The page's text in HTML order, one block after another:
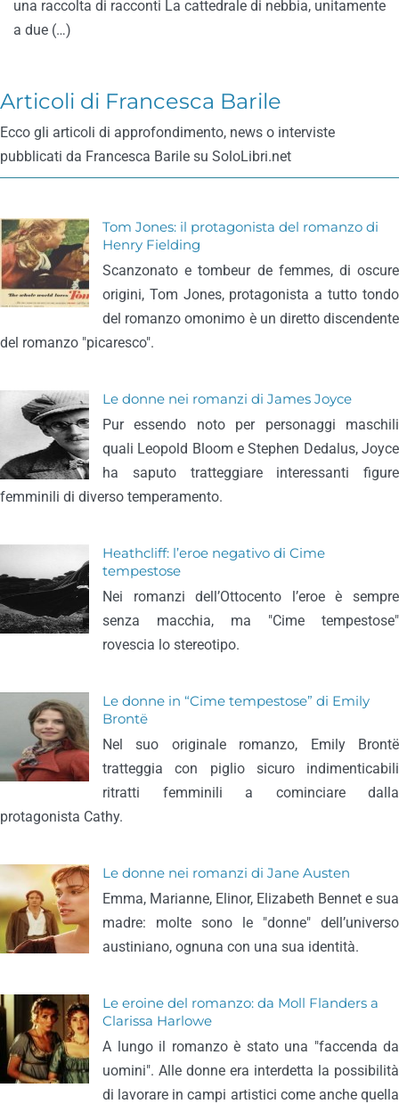
una raccolta di racconti La cattedrale di nebbia, unitamente
a due (…)
Articoli di Francesca Barile
Ecco gli articoli di approfondimento, news o interviste
pubblicati da Francesca Barile su SoloLibri.net
Tom Jones: il protagonista del romanzo di
Henry Fielding
Scanzonato e tombeur de femmes, di oscure
origini, Tom Jones, protagonista a tutto tondo
del romanzo omonimo è un diretto discendente
del romanzo "picaresco".
Le donne nei romanzi di James Joyce
Pur essendo noto per personaggi maschili
quali Leopold Bloom e Stephen Dedalus, Joyce
ha saputo tratteggiare interessanti figure
femminili di diverso temperamento.
Heathcliff: l’eroe negativo di Cime
tempestose
Nei romanzi dell’Ottocento l’eroe è sempre
senza macchia, ma "Cime tempestose"
rovescia lo stereotipo.
Le donne in “Cime tempestose” di Emily
Brontë
Nel suo originale romanzo, Emily Brontë
tratteggia con piglio sicuro indimenticabili
ritratti femminili a cominciare dalla
protagonista Cathy.
Le donne nei romanzi di Jane Austen
Emma, Marianne, Elinor, Elizabeth Bennet e sua
madre: molte sono le "donne" dell’universo
austiniano, ognuna con una sua identità.
Le eroine del romanzo: da Moll Flanders a
Clarissa Harlowe
A lungo il romanzo è stato una "faccenda da
uomini". Alle donne era interdetta la possibilità
di lavorare in campi artistici come anche quella